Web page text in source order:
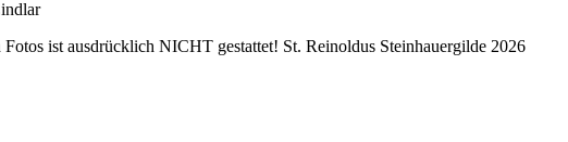
ist ausdrücklich NICHT gestattet! St. Reinoldus Steinhauergilde 2026